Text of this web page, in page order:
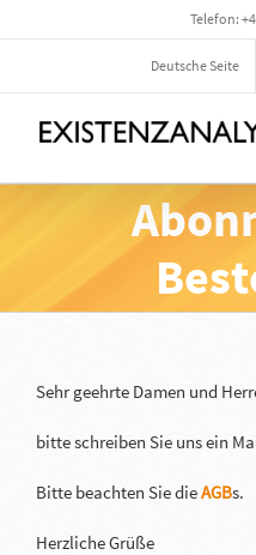
Inhalt
Telefon:
Deutsche Seite
Sehr geehrte Damen und
bitte schreiben Sie uns ein
Bitte beachten Sie dieAGBs.
Herzliche Grüße